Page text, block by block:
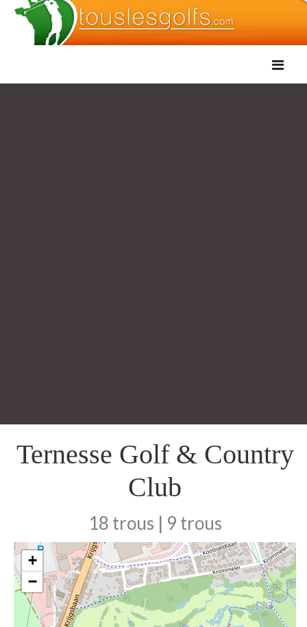
Ternesse Golf & Country
Club
18 trous | 9 trous
+
−